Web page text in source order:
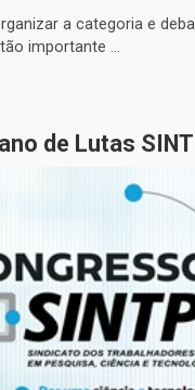
a categoria e
importante ...
de Lutas